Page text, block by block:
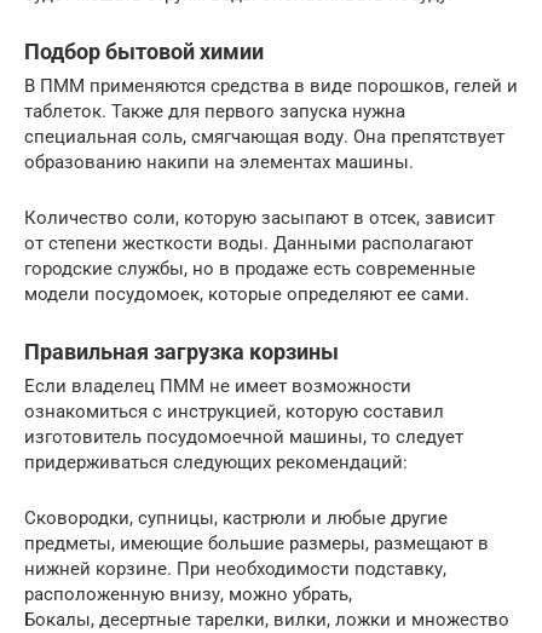
Подбор бытовой химии
В ПММ применяются средства в виде порошков, гелей и
таблеток. Также для первого запуска нужна
специальная соль, смягчающая воду. Она препятствует
образованию накипи на элементах машины.
Количество соли, которую засыпают в отсек, зависит
от степени жесткости воды. Данными располагают
городские службы, но в продаже есть современные
модели посудомоек, которые определяют ее сами.
Правильная загрузка корзины
Если владелец ПММ не имеет возможности
ознакомиться с инструкцией, которую составил
изготовитель посудомоечной машины, то следует
придерживаться следующих рекомендаций:
Сковородки, супницы, кастрюли и любые другие
предметы, имеющие большие размеры, размещают в
нижней корзине. При необходимости подставку,
расположенную внизу, можно убрать,
Бокалы, десертные тарелки, вилки, ложки и множество